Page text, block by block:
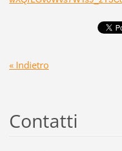
« Indietro
Contatti